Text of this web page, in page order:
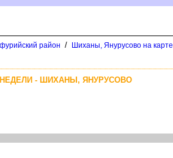
район / Шиханы, Янурусово на карте
- ШИХАНЫ, ЯНУРУСОВО